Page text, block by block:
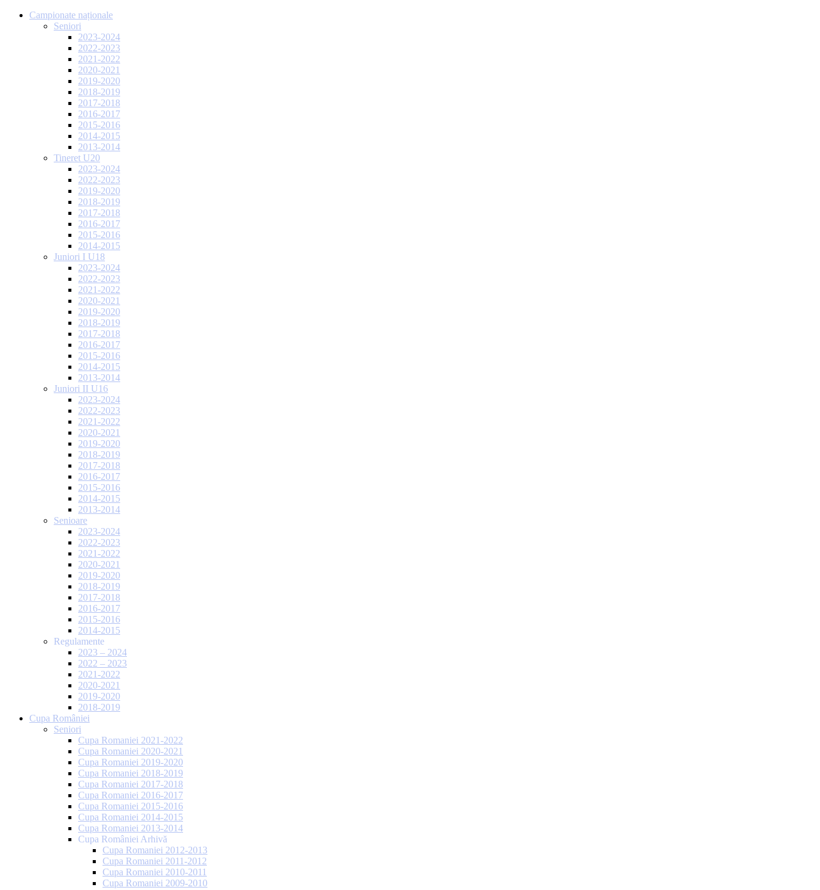
Campionate naționale
Seniori
2023-2024
2022-2023
2021-2022
2020-2021
2019-2020
2018-2019
2017-2018
2016-2017
2015-2016
2014-2015
2013-2014
Tineret U20
2023-2024
2022-2023
2019-2020
2018-2019
2017-2018
2016-2017
2015-2016
2014-2015
Juniori I U18
2023-2024
2022-2023
2021-2022
2020-2021
2019-2020
2018-2019
2017-2018
2016-2017
2015-2016
2014-2015
2013-2014
Juniori II U16
2023-2024
2022-2023
2021-2022
2020-2021
2019-2020
2018-2019
2017-2018
2016-2017
2015-2016
2014-2015
2013-2014
Senioare
2023-2024
2022-2023
2021-2022
2020-2021
2019-2020
2018-2019
2017-2018
2016-2017
2015-2016
2014-2015
Regulamente
2023 – 2024
2022 – 2023
2021-2022
2020-2021
2019-2020
2018-2019
Cupa României
Seniori
Cupa Romaniei 2021-2022
Cupa Romaniei 2020-2021
Cupa Romaniei 2019-2020
Cupa Romaniei 2018-2019
Cupa Romaniei 2017-2018
Cupa Romaniei 2016-2017
Cupa Romaniei 2015-2016
Cupa Romaniei 2014-2015
Cupa Romaniei 2013-2014
Cupa României Arhivă
Cupa Romaniei 2012-2013
Cupa Romaniei 2011-2012
Cupa Romaniei 2010-2011
Cupa Romaniei 2009-2010